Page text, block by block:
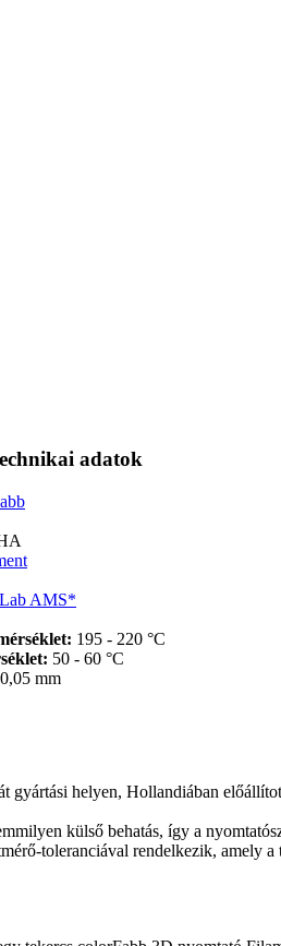
adatok
AMS*
195 - 220 °C
50 - 60 °C
mm
gyártási helyen, Hollandiában
külső behatás, így a
toleranciával rendelkezik, amely a